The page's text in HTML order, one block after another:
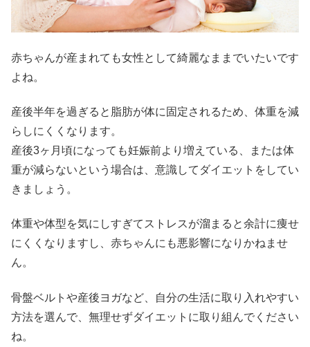
赤ちゃんが産まれても女性として綺麗なままでいたいです
よね。
産後半年を過ぎると脂肪が体に固定されるため、体重を減
らしにくくなります。
産後3ヶ月頃になっても妊娠前より増えている、または体
重が減らないという場合は、意識してダイエットをしてい
きましょう。
体重や体型を気にしすぎてストレスが溜まると余計に痩せ
にくくなりますし、赤ちゃんにも悪影響になりかねませ
ん。
骨盤ベルトや産後ヨガなど、自分の生活に取り入れやすい
方法を選んで、無理せずダイエットに取り組んでください
ね。